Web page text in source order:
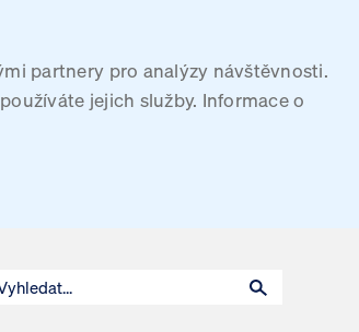
partnery pro analýzy návštěvnosti.
jejich služby. Informace o